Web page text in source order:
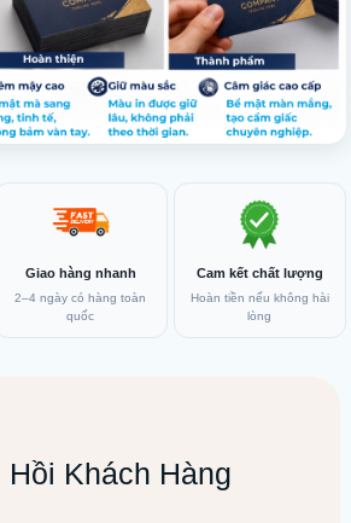
Giao hàng nhanh
2–4 ngày có hàng toàn
quốc
Cam kết chất lượng
Hoàn tiền nếu không hài
lòng
Hồi Khách Hàng